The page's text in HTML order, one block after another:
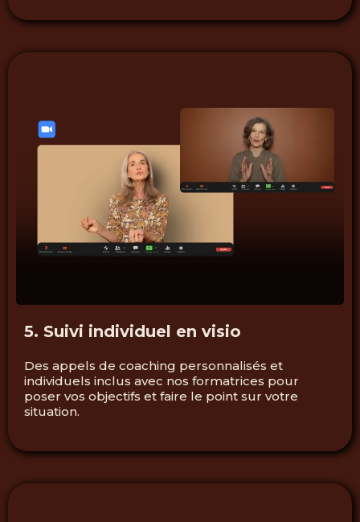
5. Suivi individuel en visio
Des appels de coaching personnalisés et
individuels inclus avec nos formatrices pour
poser vos objectifs et faire le point sur votre
situation.